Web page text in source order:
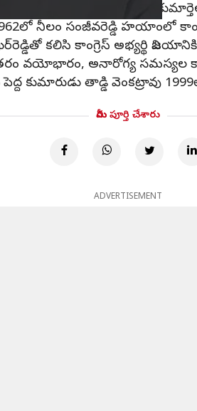
కుమారులు, ఇద్దరు
నీలం సంజీవరెడ్డి హయాంలో
కలిసి కాంగ్రెస్‌ అభ్యర్థి
వయోభారం, అనారోగ్య
తాడ్డి వెంకట్రావు
మీరు పూర్తి చేశారు
ADVERTISEMENT